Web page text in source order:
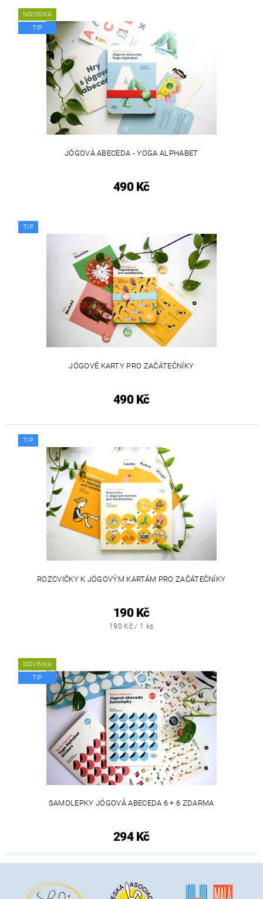
NOVINKA
TIP
JÓGOVÁ ABECEDA - YOGA ALPHABET
490 Kč
TIP
JÓGOVÉ KARTY PRO ZAČÁTEČNÍKY
490 Kč
TIP
ROZCVIČKY K JÓGOVÝM KARTÁM PRO ZAČÁTEČNÍKY
190 Kč
190 Kč / 1 ks
NOVINKA
TIP
SAMOLEPKY JÓGOVÁ ABECEDA 6 + 6 ZDARMA
294 Kč